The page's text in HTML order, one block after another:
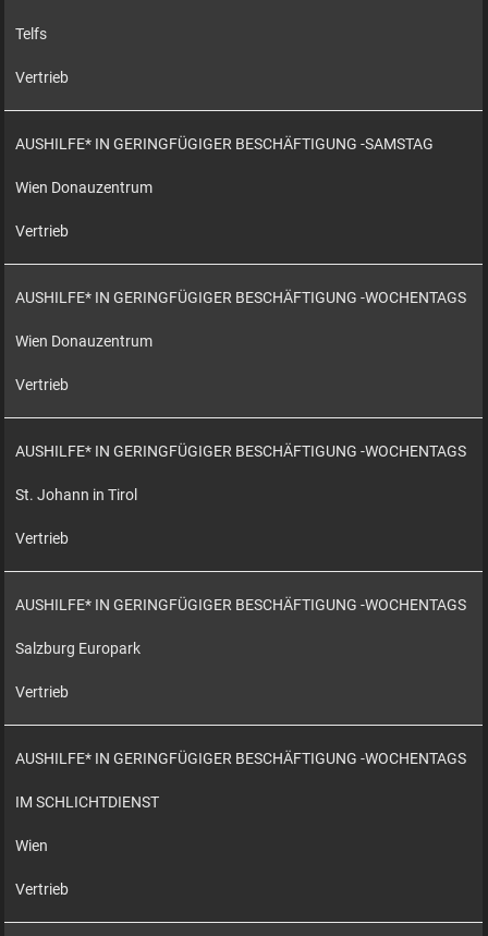
Telfs
Vertrieb
AUSHILFE* IN GERINGFÜGIGER BESCHÄFTIGUNG -SAMSTAG
Wien Donauzentrum
Vertrieb
AUSHILFE* IN GERINGFÜGIGER BESCHÄFTIGUNG -WOCHENTAGS
Wien Donauzentrum
Vertrieb
AUSHILFE* IN GERINGFÜGIGER BESCHÄFTIGUNG -WOCHENTAGS
St. Johann in Tirol
Vertrieb
AUSHILFE* IN GERINGFÜGIGER BESCHÄFTIGUNG -WOCHENTAGS
Salzburg Europark
Vertrieb
AUSHILFE* IN GERINGFÜGIGER BESCHÄFTIGUNG -WOCHENTAGS
IM SCHLICHTDIENST
Wien
Vertrieb